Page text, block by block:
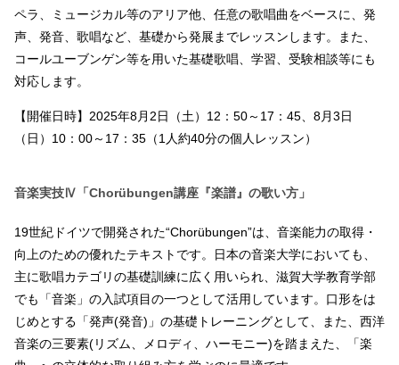
ペラ、ミュージカル等のアリア他、任意の歌唱曲をベースに、発
声、発音、歌唱など、基礎から発展までレッスンします。また、
コールユーブンゲン等を用いた基礎歌唱、学習、受験相談等にも
対応します。
【開催日時】2025年8月2日（土）12：50～17：45、8月3日
（日）10：00～17：35（1人約40分の個人レッスン）
音楽実技Ⅳ「Chorübungen講座『楽譜』の歌い方」
19世紀ドイツで開発された“Chorübungen”は、音楽能力の取得・
向上のための優れたテキストです。日本の音楽大学においても、
主に歌唱カテゴリの基礎訓練に広く用いられ、滋賀大学教育学部
でも「音楽」の入試項目の一つとして活用しています。口形をは
じめとする「発声(発音)」の基礎トレーニングとして、また、西洋
音楽の三要素(リズム、メロディ、ハーモニー)を踏まえた、「楽